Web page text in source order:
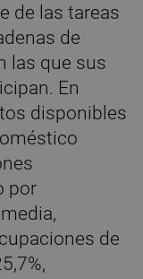
de las tareas
de
las que sus
En
disponibles
por
de